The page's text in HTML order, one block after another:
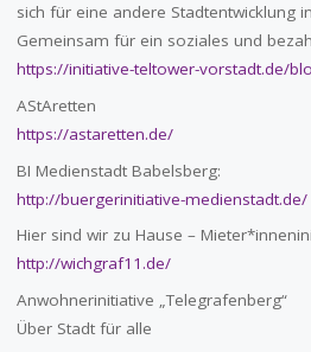
sich für eine andere Stadtentwicklung
Gemeinsam für ein soziales und
https://initiative-teltower-vorstadt.de/
AStAretten
https://astaretten.de/
BI Medienstadt Babelsberg:
http://buergerinitiative-medienstadt.de/
Hier sind wir zu Hause –
http://wichgraf11.de/
Anwohnerinitiative „Telegrafenberg“
Über Stadt für alle